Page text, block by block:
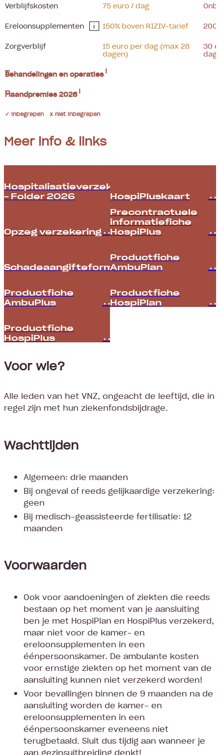
Verblijfskosten
75 euro / dag
Ereloonsupplementen
i 150% boven RIZIV-tarief
Zorgverblijf
15 euro per dag (max 28
dagen)
30
Behandelingen en operaties
Maandpremies 2026
✓ inbegrepen x niet inbegrepen
Meer info & links
Hospitalisatieverzekeringen
– Folder 2026 HospiPluskaart
Opzeg verzekering
Precontractuele
informatiefiche
HospiPlus
Schadeaangifteformulier
Productfiche
AmbuPlan
Productfiche
AmbuPlus
Productfiche
HospiPlan
Productfiche
HospiPlus
Voor wie?
Alle leden van het VNZ, ongeacht de leeftijd, die in
regel zijn met hun ziekenfondsbijdrage.
Wachttijden
Algemeen: drie maanden
Bij ongeval of reeds gelijkaardige verzekering:
geen
Bij medisch-geassisteerde fertilisatie: 12
maanden
Voorwaarden
Ook voor aandoeningen of ziekten die reeds
bestaan op het moment van je aansluiting
ben je met HospiPlan en HospiPlus verzekerd,
maar niet voor de kamer- en
ereloonsupplementen in een
éénpersoonskamer. De ambulante kosten
voor ernstige ziekten op het moment van de
aansluiting kunnen niet verzekerd worden!
Voor bevallingen binnen de 9 maanden na de
aansluiting worden de kamer- en
ereloonsupplementen in een
éénpersoonskamer eveneens niet
terugbetaald. Sluit dus tijdig aan wanneer je
aan gezinsuitbreiding denkt!